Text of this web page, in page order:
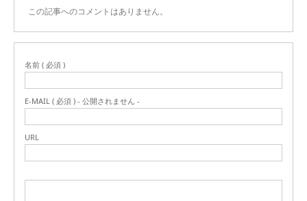
この記事へのコメントはありません。
名前 ( 必須 )
E-MAIL ( 必須 ) - 公開されません -
URL